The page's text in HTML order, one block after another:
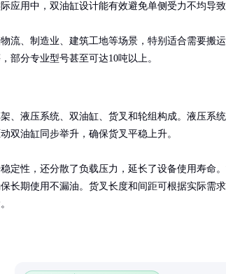
应用中，双油缸设计能有效避免单侧受力不均导致
流、制造业、建筑工地等场景，特别适合需要搬
部分专业型号甚至可达10吨以上。
、液压系统、双油缸、货叉和轮组构成。液压系
双油缸同步举升，确保货叉平稳上升。
定性，还分散了负载压力，延长了设备使用寿命
长期使用不漏油。货叉长度和间距可根据实际需求